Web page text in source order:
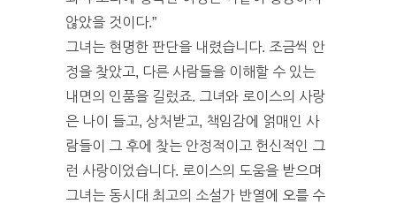
않았을 것이다.”
그녀는 현명한 판단을 내렸습니다. 조금씩 안
정을 찾았고, 다른 사람들을 이해할 수 있는
내면의 인품을 길렀죠. 그녀와 로이스의 사랑
은 나이 들고, 상처받고, 책임감에 얽매인 사
람들이 그 후에 찾는 안정적이고 헌신적인 그
런 사랑이었습니다. 로이스의 도움을 받으며
그녀는 동시대 최고의 소설가 반열에 오를 수